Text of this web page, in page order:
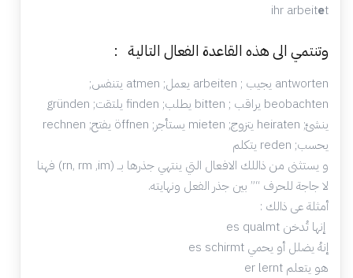
ihr arbeitet
وتنتمي الى هذه القاعدة الفعال التالية :
antworten يجيب ; arbeiten يعمل; atmen يتنفس;
beobachten يراقب ; bitten يطلب; finden يلتقت; gründen
ينشئ; heiraten يتزوج; mieten يستأجر; öffnen يفتح; rechnen
يحسب; reden يتكلم
و يستثنى من ذاللك الافعال التي ينتهي جذرها بــ (rn, rm ,im) فهنا
لا جاجة للحرف “” بين جذر الفعل ونهايته.
أمثلة عى ذالك :
إنها تُدخن es qualmt
إنهُ يضلل أو يحمي es schirmt
هو يتعلم er lernt